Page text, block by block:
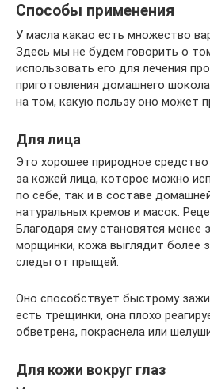
Способы применения
У масла какао есть множество
Здесь мы не будем говорить о
использовать его для лечения
приготовления домашнего
на том, какую пользу оно может
Для лица
Это хорошее природное средство
за кожей лица, которое можно
по себе, так и в составе
натуральных кремов и масок.
Благодаря ему становятся менее
морщинки, кожа выглядит более
следы от прыщей.
Оно способствует быстрому
есть трещинки, она плохо
обветрена, покраснела или
Для кожи вокруг глаз